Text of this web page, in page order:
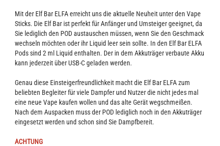
Mit der Elf Bar ELFA erreicht uns die aktuelle Neuheit unter den Vape
Sticks. Die Elf Bar ist perfekt für Anfänger und Umsteiger geeignet, da
Sie lediglich den POD austauschen müssen, wenn Sie den Geschmack
wechseln möchten oder ihr Liquid leer sein sollte. In den Elf Bar ELFA
Pods sind 2 ml Liquid enthalten. Der in dem Akkuträger verbaute Akku
kann jederzeit über USB-C geladen werden.
Genau diese Einsteigerfreundlichkeit macht die Elf Bar ELFA zum
beliebten Begleiter für viele Dampfer und Nutzer die nicht jedes mal
eine neue Vape kaufen wollen und das alte Gerät wegschmeißen.
Nach dem Auspacken muss der POD lediglich noch in den Akkuträger
eingesetzt werden und schon sind Sie Dampfbereit.
ACHTUNG